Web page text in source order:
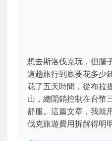
想去斯洛伐克玩，但腦
這趟旅行到底要花多少
花了五天時間，從布拉
山，總開銷控制在台幣
舒服。這篇文章，我就
伐克旅遊費用拆解得明